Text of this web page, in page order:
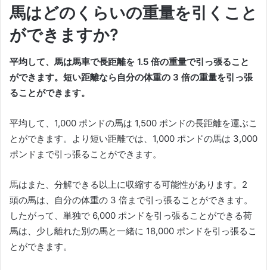
馬はどのくらいの重量を引くこと
ができますか?
平均して、馬は馬車で長距離を 1.5 倍の重量で引っ張ること
ができます。 短い距離なら自分の体重の 3 倍の重量を引っ張
ることができます。
平均して、1,000 ポンドの馬は 1,500 ポンドの長距離を運ぶこ
とができます。
より短い距離では、1,000 ポンドの馬は 3,000
ポンドまで引っ張ることができます。
馬はまた、分解できる以上に収縮する可能性があります。 2
頭の馬は、自分の体重の 3 倍まで引っ張ることができます。
したがって、単独で 6,000 ポンドを引っ張ることができる荷
馬は、少し離れた別の馬と一緒に 18,000 ポンドを引っ張るこ
とができます。